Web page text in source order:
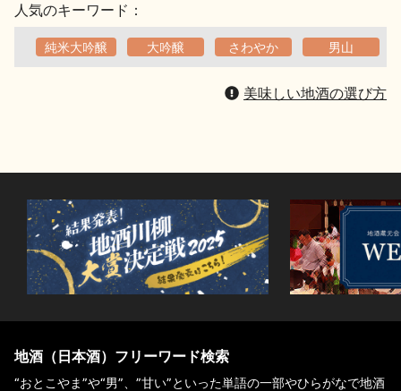
人気のキーワード：
純米大吟醸 大吟醸 さわやか 男山
美味しい地酒の選び方
地酒（日本酒）フリーワード検索
“おとこやま”や“男”、”甘い”といった単語の一部やひらがなで地酒